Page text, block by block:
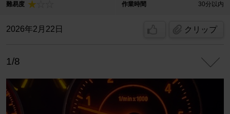
難易度 作業時間 30分以内
2026年2月22日 クリップ
1/8